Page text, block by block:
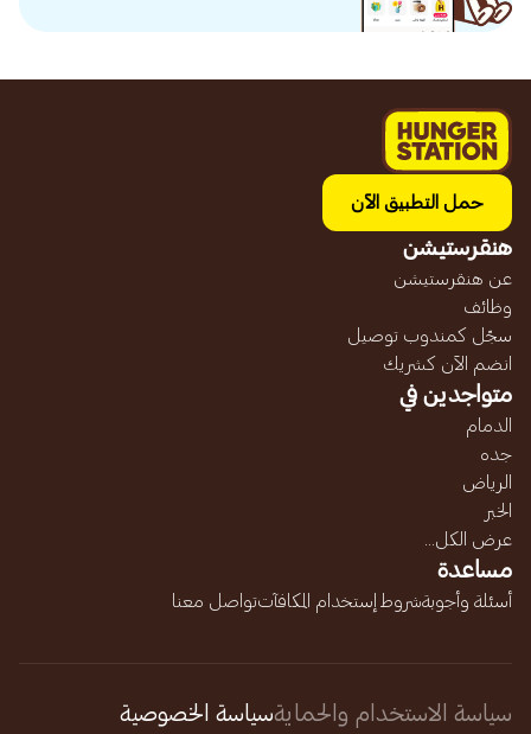
حمل التطبيق الآن
هنقرستيشن
عن هنقرستيشن
وظائف
سجّل كمندوب توصيل
انضم الآن كشريك
متواجدين في
الدمام
جده
الرياض
الخبر
عرض الكل...
مساعدة
أسئلة وأجوبةشروط إستخدام المكافآتتواصل معنا
سياسة الاستخدام والحمايةسياسة الخصوصية